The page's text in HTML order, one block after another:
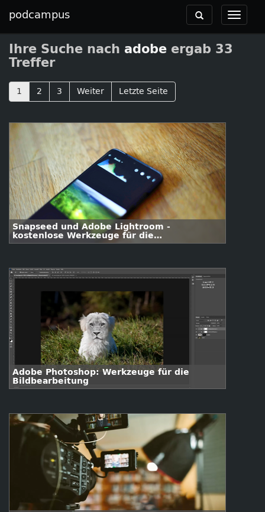
podcampus
Toggle
Toggle
navigation
Ihre Suche nach adobe ergab 33
Treffer
1 2 3 Weiter Letzte Seite
Snapseed und Adobe Lightroom -
kostenlose Werkzeuge für die
Bildbearbeitung auf dem Tablet und
Adobe Photoshop: Werkzeuge für die
Bildbearbeitung